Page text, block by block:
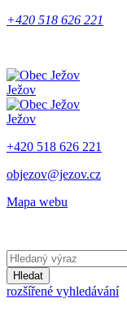
+420 518 626 221
Ježov
Ježov
+420 518 626 221
objezov@jezov.cz
Mapa webu
Hledat
rozšířené vyhledávání